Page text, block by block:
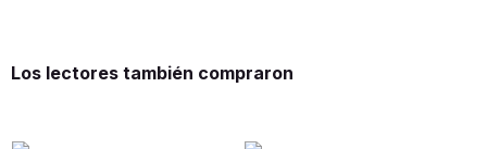
Los lectores también compraron